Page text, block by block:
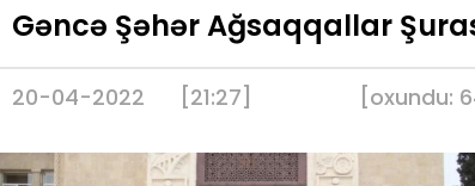
Gəncə Şəhər Ağsaqqallar
20-04-2022 [21:27] [oxundu: